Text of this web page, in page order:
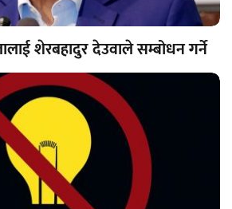
शेरबहादुर देउवाले सम्बोधन गर्ने